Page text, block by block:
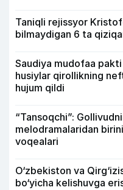
Taniqli rejissyor
bilmaydigan 6 ta
Saudiya mudofaa
husiylar qirollikning
hujum qildi
“Tansoqchi”:
melodramalaridan
voqealari
O‘zbekiston va
bo‘yicha kelishuvga